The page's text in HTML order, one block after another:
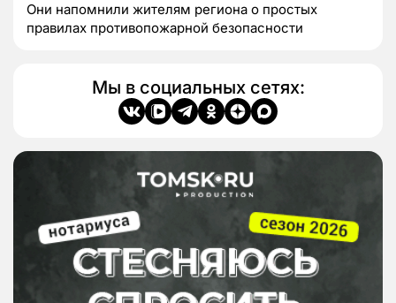
Они напомнили жителям региона о простых
правилах противопожарной безопасности
Мы в социальных сетях: